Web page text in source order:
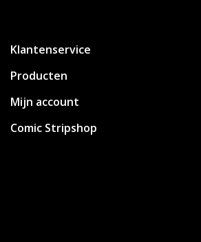
Klantenservice
Producten
Mijn account
Comic Stripshop